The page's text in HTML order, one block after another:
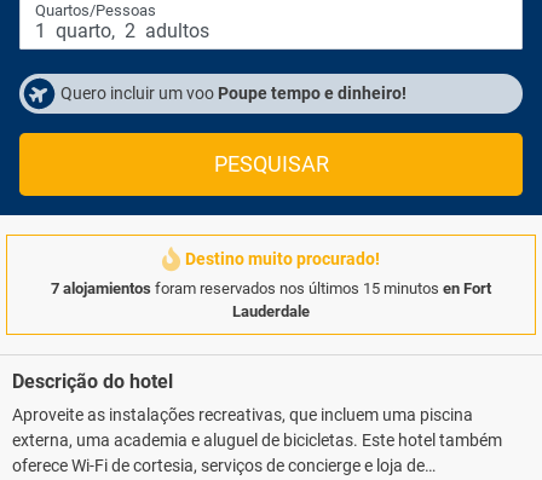
Quartos/Pessoas
1 quarto, 2 adultos
Quero incluir um voo Poupe tempo e dinheiro!
PESQUISAR
Destino muito procurado!
7 alojamientos foram reservados nos últimos 15 minutos en Fort
Lauderdale
Descrição do hotel
Aproveite as instalações recreativas, que incluem uma piscina
externa, uma academia e aluguel de bicicletas. Este hotel também
oferece Wi-Fi de cortesia, serviços de concierge e loja de